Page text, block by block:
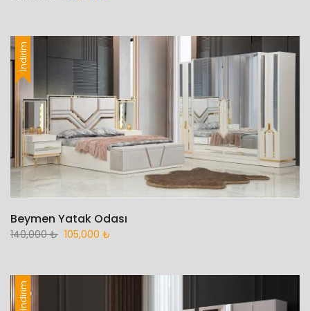
İndirim
Beymen Yatak Odası
140,000₺ 105,000 ₺
İndirim